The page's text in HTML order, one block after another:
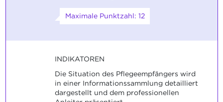
Maximale Punktzahl: 12
INDIKATOREN
Die Situation des Pflegeempfängers wird
in einer Informationssammlung detailliert
dargestellt und dem professionellen